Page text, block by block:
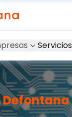
Servicios
Defontana